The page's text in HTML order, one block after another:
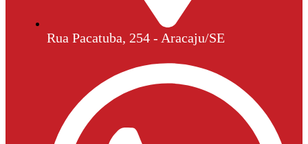
Rua Pacatuba, 254 - Aracaju/SE